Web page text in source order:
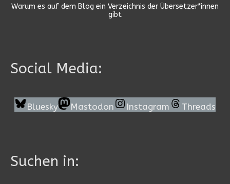
Warum es auf dem Blog ein Verzeichnis der Übersetzer*innen
gibt
Social Media:
Bluesky Mastodon Instagram Threads
Suchen in: